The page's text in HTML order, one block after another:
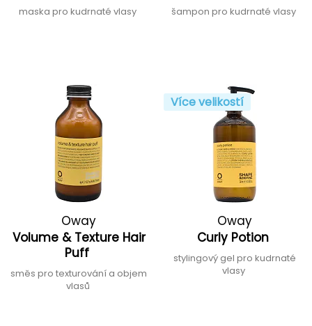
maska pro kudrnaté vlasy šampon pro kudrnaté vlasy
Oway
Volume & Texture Hair
Puff
směs pro texturování a objem
vlasů
Více velikostí
Oway
Curly Potion
stylingový gel pro kudrnaté
vlasy